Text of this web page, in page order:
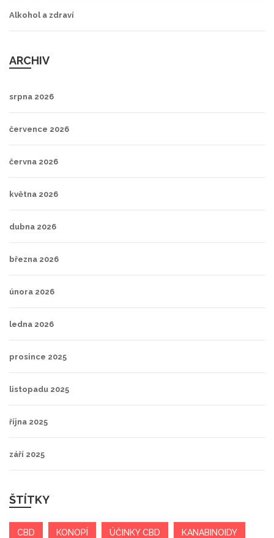
Alkohol a zdraví
ARCHIV
srpna 2026
července 2026
června 2026
května 2026
dubna 2026
března 2026
února 2026
ledna 2026
prosince 2025
listopadu 2025
října 2025
září 2025
ŠTÍTKY
CBD KONOPÍ ÚČINKY CBD KANABINOIDY